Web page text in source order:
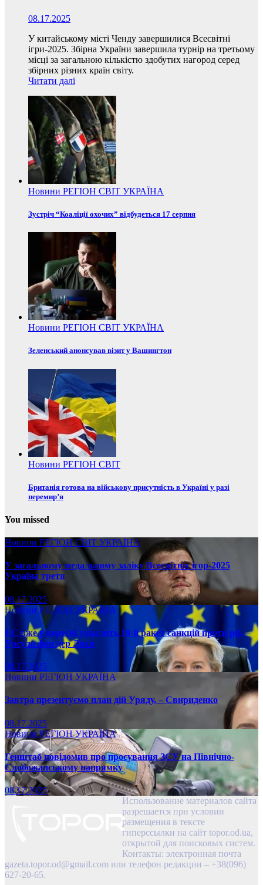
08.17.2025
У китайському місті Ченду завершилися Всесвітні
ігри-2025. Збірна України завершила турнір на третьому
місці за загальною кількістю здобутих нагород серед
збірних різних країн світу.
Читати далі
Новини РЕГІОН СВІТ УКРАЇНА
Зустріч “Коаліції охочих” відбудеться 17 серпня
Новини РЕГІОН СВІТ УКРАЇНА
Зеленський анонсував візит у Вашингтон
Новини РЕГІОН СВІТ
Британія готова на військову присутність в Україні у разі
перемир’я
You missed
Новини РЕГІОНСВІТ УКРАЇНА
У загальному медальному заліку Всесвітніх ігор-2025
Україна третя
08.17.2025
НовиниРЕГІОН УКРАЇНА
ЄС вже у вересні ухвалить 19-й ракет санкцій проти рф, –
Урсула фон дер Ляєн
08.17.2025
Новини РЕГІОН УКРАЇНА
Завтра презентуємо план дій Уряду, – Свириденко
08.17.2025
НовиниРЕГІОНУКРАЇНА
Генштаб повідомив про просування ЗСУ на Північно-
Слобожанському напрямку
08.17.2025
Использование материалов сайта
разрешается при условии
размещения в тексте
гиперссылки на сайт topor.od.ua,
открытой для поисковых систем.
Контакты: электронная почта
gazeta.topor.od@gmail.com или телефон редакции – +38(096)
627-20-65.